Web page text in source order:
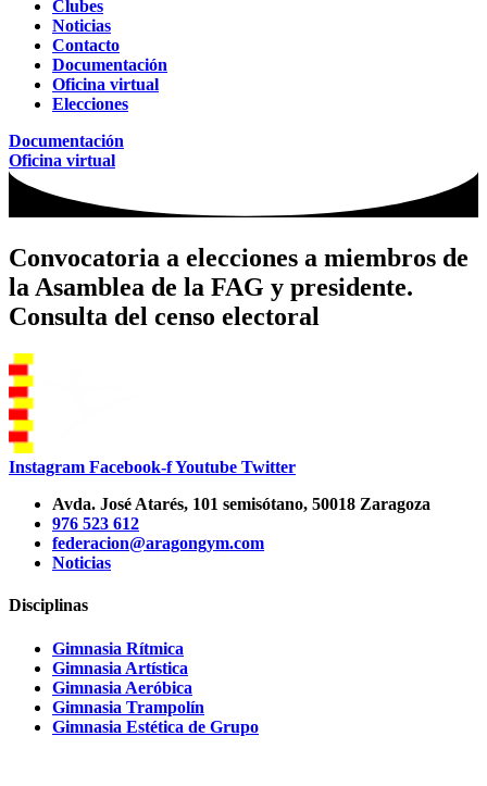
Clubes
Noticias
Contacto
Documentación
Oficina virtual
Elecciones
Documentación
Oficina virtual
Convocatoria a elecciones a miembros de
la Asamblea de la FAG y presidente.
Consulta del censo electoral
Instagram Facebook-fYoutube Twitter
Avda. José Atarés, 101 semisótano, 50018 Zaragoza
976 523 612
federacion@aragongym.com
Noticias
Disciplinas
Gimnasia Rítmica
Gimnasia Artística
Gimnasia Aeróbica
Gimnasia Trampolín
Gimnasia Estética de Grupo